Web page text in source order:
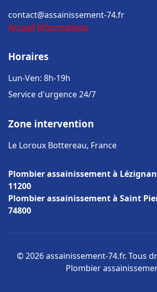
contact@assainissement-74.fr
Accueil Informations
Horaires
Lun-Ven: 8h-19h
Service d'urgence 24/7
Zone intervention
Le Loroux Bottereau, France
Plombier assainissement à
11200
Plombier assainissement à Saint
74800
© 2026 assainissement-74.fr. Tous
Plombier